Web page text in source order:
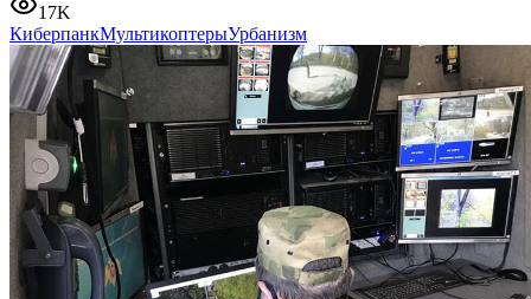
17K
КиберпанкМультикоптерыУрбанизм